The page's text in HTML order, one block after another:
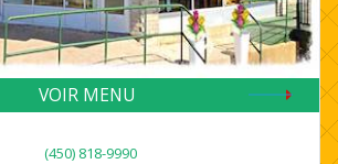
VOIR MENU
(450) 818-9990